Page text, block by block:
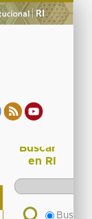
Buscar
en RI
Buscar